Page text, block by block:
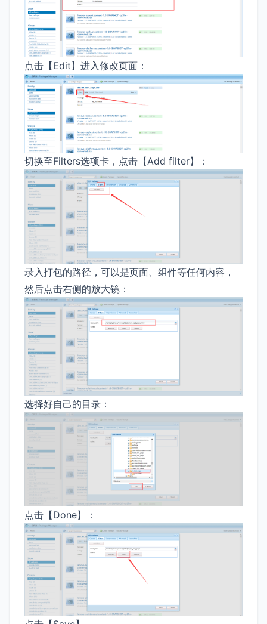
点击【Edit】进入修改页面：
切换至Filters选项卡，点击【Add filter】：
录入打包的路径，可以是页面、组件等任何内容，
然后点击右侧的放大镜：
选择好自己的目录：
点击【Done】：